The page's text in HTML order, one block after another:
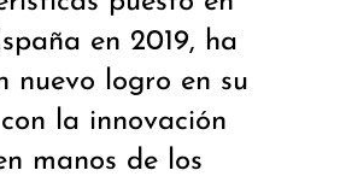
en 2019, ha
nuevo logro en su
la innovación
manos de los